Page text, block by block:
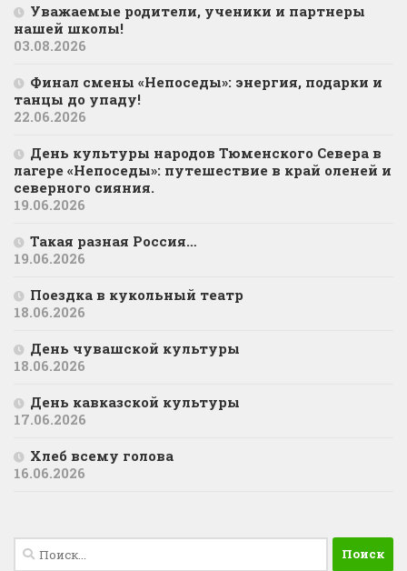
Уважаемые родители, ученики и партнеры
нашей школы!
03.08.2026
Финал смены «Непоседы»: энергия, подарки и
танцы до упаду!
22.06.2026
День культуры народов Тюменского Севера в
лагере «Непоседы»: путешествие в край оленей и
северного сияния.
19.06.2026
Такая разная Россия…
19.06.2026
Поездка в кукольный театр
18.06.2026
День чувашской культуры
18.06.2026
День кавказской культуры
17.06.2026
Хлеб всему голова
16.06.2026
Найти: